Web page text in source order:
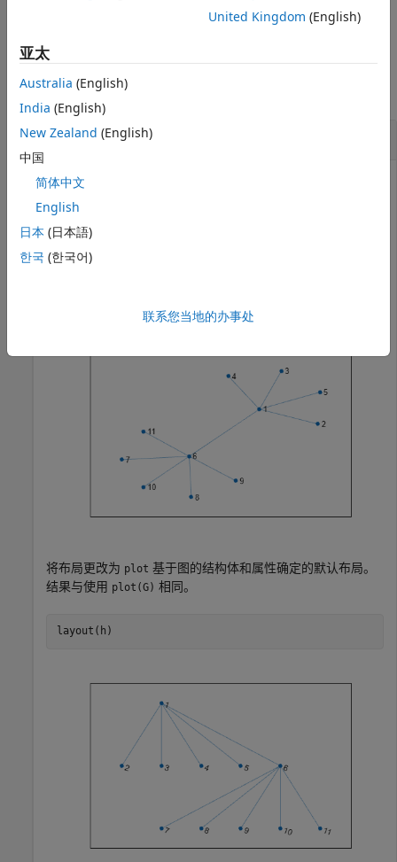
示例
全部折叠
基于结构体的图布局
使用'force'
s = [1 1 1 1 1 6 6 6 6 6];
将布局更改为 plot 基于图的结构体和属性确定的默认布局。
结果与使用 plot(G) 相同。
layout(h)
United Kingdom (English)
亚太
Australia (English)
India (English)
New Zealand (English)
中国
简体中文
English
日本 (日本語)
한국 (한국어)
联系您当地的办事处